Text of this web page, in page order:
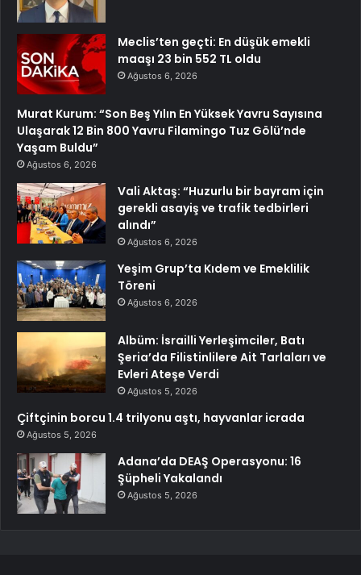
Meclis’ten geçti: En düşük emekli
maaşı 23 bin 552 TL oldu
Ağustos 6, 2026
Murat Kurum: “Son Beş Yılın En Yüksek Yavru Sayısına
Ulaşarak 12 Bin 800 Yavru Filamingo Tuz Gölü’nde
Yaşam Buldu”
Ağustos 6, 2026
Vali Aktaş: “Huzurlu bir bayram için
gerekli asayiş ve trafik tedbirleri
alındı”
Ağustos 6, 2026
Yeşim Grup’ta Kıdem ve Emeklilik
Töreni
Ağustos 6, 2026
Albüm: İsrailli Yerleşimciler, Batı
Şeria’da Filistinlilere Ait Tarlaları ve
Evleri Ateşe Verdi
Ağustos 5, 2026
Çiftçinin borcu 1.4 trilyonu aştı, hayvanlar icrada
Ağustos 5, 2026
Adana’da DEAŞ Operasyonu: 16
Şüpheli Yakalandı
Ağustos 5, 2026